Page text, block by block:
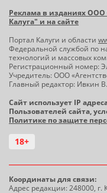
Реклама в изданиях ООО
Калуга" и на сайте
Портал Калуги и области
Федеральной службой по
технологий и массовых
Регистрационный номер:
Учредитель: ООО
Главный редактор: Ивкин
Сайт использует IP
Пользователей сайта,
Политике по защите
18+
Координаты для связи:
Адрес редакции: 248000, г.